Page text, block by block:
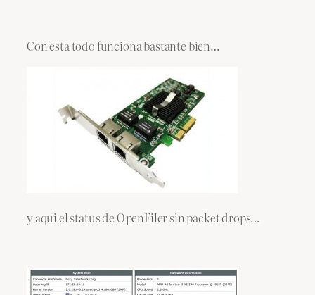
Con esta todo funciona bastante bien…
y aqui el status de OpenFiler sin packet drops…